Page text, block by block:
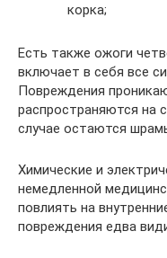
корка;
Есть также ожоги
включает в себя все
Повреждения
распространяются на
случае остаются
Химические и
немедленной
повлиять на
повреждения едва